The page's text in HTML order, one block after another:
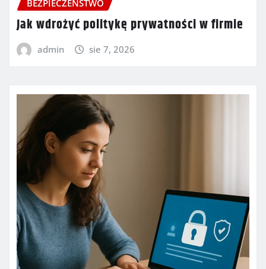
BEZPIECZEŃSTWO
Jak wdrożyć politykę prywatności w firmie
admin sie 7, 2026